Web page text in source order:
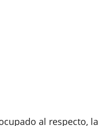
al respecto, la